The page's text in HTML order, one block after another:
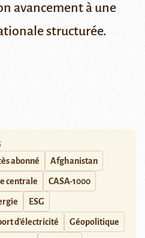
avancement à une
structurée.
abonné Afghanistan
centrale CASA-1000
ESG
d'électricité Géopolitique